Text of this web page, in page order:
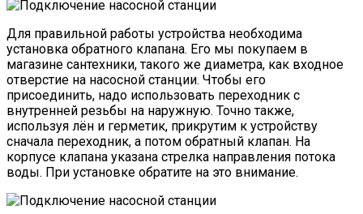
Для правильной работы устройства необходима
установка обратного клапана. Его мы покупаем в
магазине сантехники, такого же диаметра, как входное
отверстие на насосной станции. Чтобы его
присоединить, надо использовать переходник с
внутренней резьбы на наружную. Точно также,
используя лён и герметик, прикрутим к устройству
сначала переходник, а потом обратный клапан. На
корпусе клапана указана стрелка направления потока
воды. При установке обратите на это внимание.